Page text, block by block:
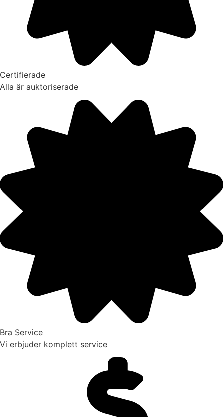
Certifierade
Alla är auktoriserade
Bra Service
Vi erbjuder komplett service